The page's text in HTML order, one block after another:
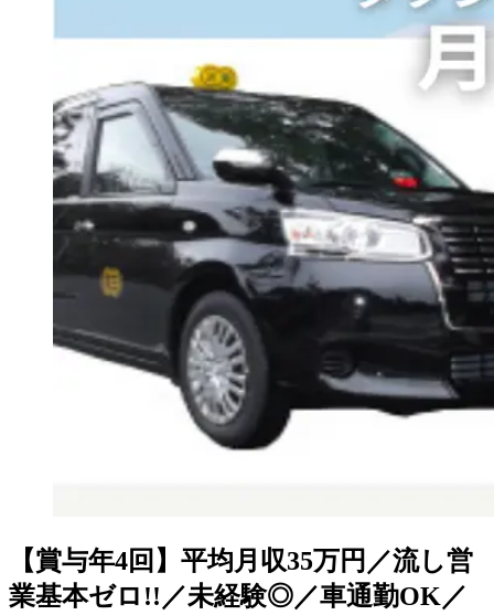
【賞与年4回】平均月収35万円／流し営
業基本ゼロ!!／未経験◎／車通勤OK／